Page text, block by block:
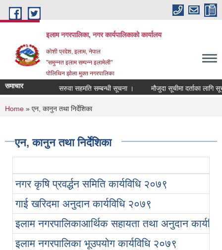
Skip to main content
इलाम नगरपालिका, नगर कार्यपालिकाको कार्यालय
कोशी प्रदेश, इलाम, नेपाल
"समुन्नत इलाम सम्पन्न इलामेली"
पोलिथिन झोला मुक्त नगरपालिका
समाचार सरुवा सहमति सम्बन्धी सूचना । मौजुदा सूचीमा दर्ताका लागि
You are here
Home » एन, कानुन तथा निर्देशिका
एन, कानुन तथा निर्देशिका
नगर कृषि प्रवर्द्धन समिति कार्यविधि २०७९
गाई खरिदमा अनुदान कार्यविधि २०७९
इलाम नगरपालिकाआर्थिक सहायता तथा अनुदान
इलाम नगरपालिका भूउपयोग कार्यविधि २०७९